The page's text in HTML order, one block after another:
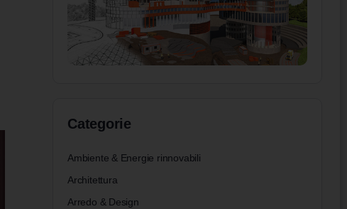
Categorie
Ambiente & Energie rinnovabili
Architettura
Arredo & Design